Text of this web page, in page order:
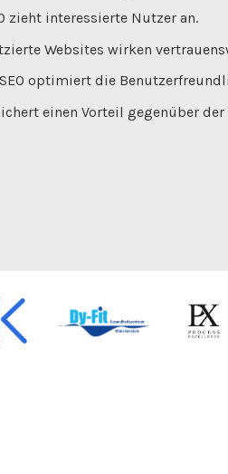
zieht interessierte Nutzer an.
Websites wirken
optimiert die
einen Vorteil gegenüber